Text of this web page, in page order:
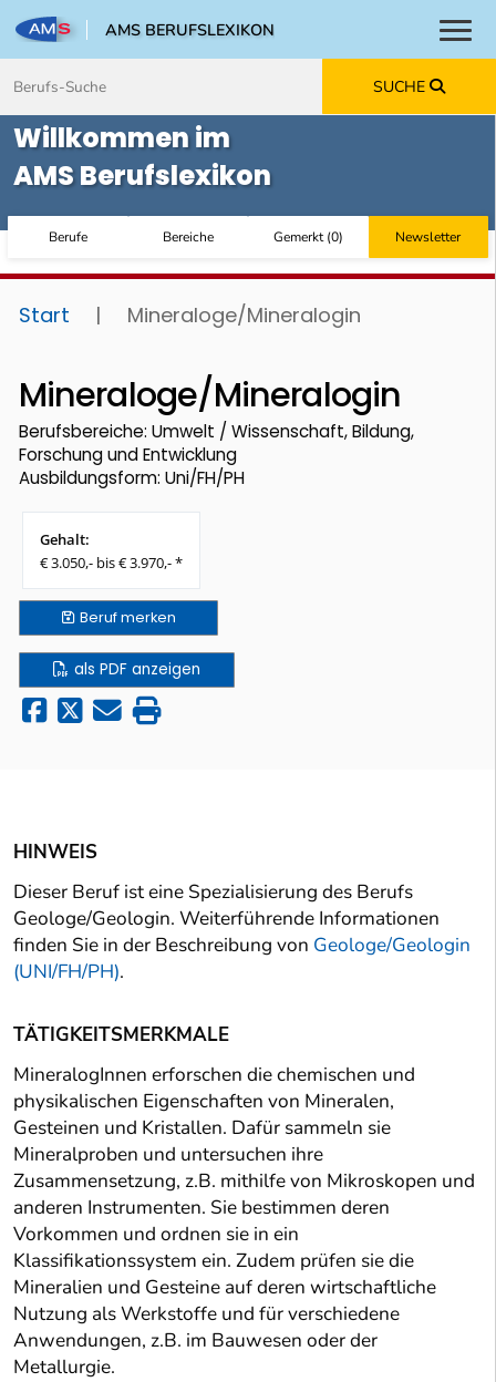
AMS BERUFSLEXIKON
SUCHE
Willkommen im
AMS Berufslexikon
Berufe Bereiche Gemerkt(0) Newsletter
Start | Mineraloge/Mineralogin
Mineraloge/Mineralogin
Berufsbereiche: Umwelt / Wissenschaft, Bildung,
Forschung und Entwicklung
Ausbildungsform: Uni/FH/PH
Gehalt:
€ 3.050,- bis € 3.970,- *
Berufmerken
als PDF anzeigen
HINWEIS
Dieser Beruf ist eine Spezialisierung des Berufs
Geologe/Geologin. Weiterführende Informationen
finden Sie in der Beschreibung von Geologe/Geologin
(UNI/FH/PH).
TÄTIGKEITSMERKMALE
MineralogInnen erforschen die chemischen und
physikalischen Eigenschaften von Mineralen,
Gesteinen und Kristallen. Dafür sammeln sie
Mineralproben und untersuchen ihre
Zusammensetzung, z.B. mithilfe von Mikroskopen und
anderen Instrumenten. Sie bestimmen deren
Vorkommen und ordnen sie in ein
Klassifikationssystem ein. Zudem prüfen sie die
Mineralien und Gesteine auf deren wirtschaftliche
Nutzung als Werkstoffe und für verschiedene
Anwendungen, z.B. im Bauwesen oder der
Metallurgie.